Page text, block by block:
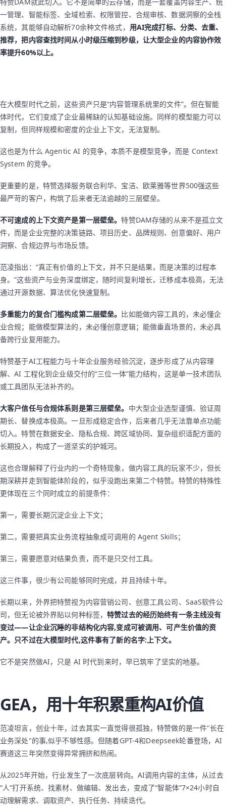
一管理、智能标签、全域检索、权限管控、合规审核、数据洞察的全栈
系统，其能够自动解析70余种文件格式， 用AI完成打标、分类、去重、
推荐，把内容查找时间从小时级压缩到秒级，让大型企业的内容协作效
率提升60%以上。
在大模型时代之前，这些资产只是“内容管理系统里的文件”。但在智能
体时代，它们变成了企业最稀缺的认知基础设施。同样的模型能力可以
复制，但同样规模和密度的企业上下文，无法复制。
这也是为什么 Agentic AI 的竞争，本质不是模型竞争，而是 Context
System 的竞争。
更重要的是，特赞选择服务联合利华、宝洁、欧莱雅等世界500强这些
最严苛的客户，构筑了后来者无法逾越的三层壁垒。
不可速成的上下文资产是第一层壁垒。特赞DAM存储的从来不是孤立文
件，而是企业完整的决策链路、项目历史、品牌规则、创意偏好、用户
洞察、合规边界与市场反馈。
范凌指出：“真正有价值的上下文，并不只是结果，而是决策的过程本
身。”这些资产与业务深度绑定，随时间复利增长，迁移成本极高，无法
通过开源数据、算法优化快速复制。
多重能力的复合门槛构成第二层壁垒。 比如能做内容工具的，未必懂企
业合规；能做模型算法的，未必懂创意逻辑；能做垂直场景的，未必具
备跨行业复用能力。
特赞基于AI工程能力与十年企业服务经验沉淀，逐步形成了从内容理
解、AI 工程化到企业级交付的“三位一体”能力结构，这是单一技术团队
或工具团队无法补齐的。
大客户信任与合规体系则是第三层壁垒。 中大型企业选型谨慎、验证周
期长、替换成本极高。一旦形成稳定合作，后来者几乎无法靠单点功能
切入。特赞在数据安全、隐私合规、跨区域协同、复杂组织适配方面的
长期投入，构成了一道坚实的护城河。
这也合理解释了行业内的一个奇特现象，做内容工具的玩家不少，但长
期深耕并走到智能体阶段的，似乎没跑出来第二个特赞。特赞的特殊性
更体现在三个同时成立的前提条件：
第一，需要长期沉淀企业上下文；
第二，需要把真实业务流程抽象成可调用的 Agent Skills；
第三，需要愿意对结果负责，而不是只交付工具。
这三件事，很少有公司能够同时完成，并且持续十年。
长期以来，外界把特赞视为内容营销公司、创意工具公司、SaaS软件公
司，但无论被外界贴以何种标签，特赞过去的经历始终有一条主线没有
变过——让企业沉睡的非结构化内容,变成可被调用、可产生价值的资
产。只不过在大模型时代,这件事有了新的名字:上下文。
它不是突然做AI，只是 AI 时代到来时，早已筑牢了坚实的地基。
GEA，用十年积累重构AI价值
范凌坦言，创业十年，过去其实一直觉得很孤独，特赞做的是一件"长在
业务深处"的事,似乎不够性感。但随着GPT-4和Deepseek轮番登场，AI
赛道这三年突然变得异常拥挤和热闹。
从2025年开始，行业发生了一次底层转向。AI调用内容的主体，从过去
“人”打开系统、找素材、做编辑、发出去，变成了“智能体”7×24小时自
动理解需求、调取资产、执行任务、持续迭代。